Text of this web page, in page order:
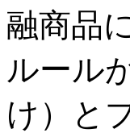
融商品
ルール
け）と